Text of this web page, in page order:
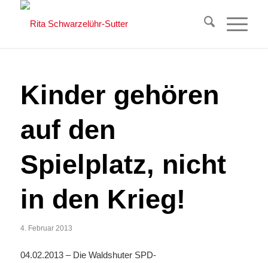
Kinder gehören
auf den
Spielplatz, nicht
in den Krieg!
4. Februar 2013
04.02.2013 – Die Waldshuter SPD-